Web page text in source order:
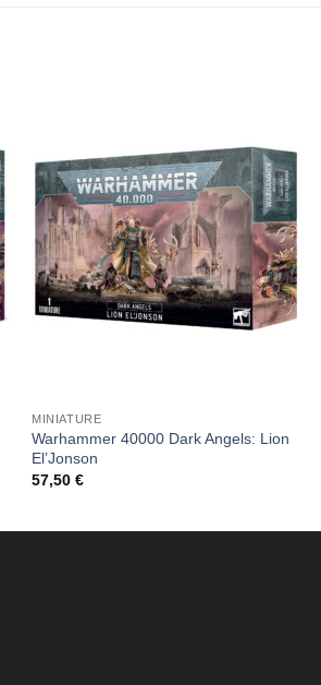
alla lista
dei
desideri
MINIATURE
Warhammer 40000 Dark Angels: Lion
El’Jonson
57,50€